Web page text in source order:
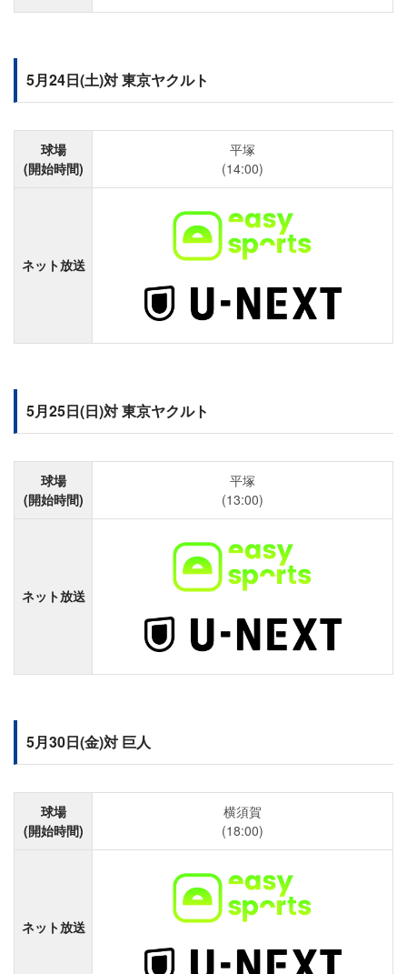
5月24日(土)対 東京ヤクルト
球場
(開始時間)
平塚
(14:00)
ネット放送
5月25日(日)対 東京ヤクルト
球場
(開始時間)
平塚
(13:00)
ネット放送
5月30日(金)対 巨人
球場
(開始時間)
横須賀
(18:00)
ネット放送